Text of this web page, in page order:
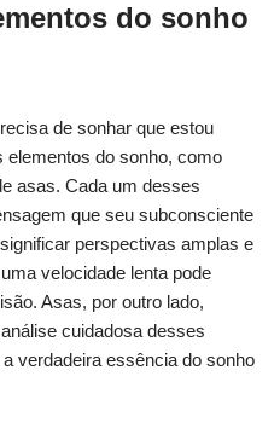
do sonho
de sonhar que estou
elementos do sonho, como
asas. Cada um desses
que seu subconsciente
perspectivas amplas e
velocidade lenta pode
Asas, por outro lado,
cuidadosa desses
verdadeira essência do sonho